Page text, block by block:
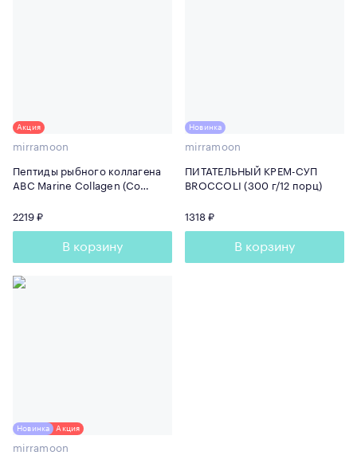
Акция
mirramoon
Пептиды рыбного коллагена
ABC Marine Collagen (Со
2219 ₽
В корзину
Новинка
mirramoon
ПИТАТЕЛЬНЫЙ КРЕМ-СУП
BROCCOLI (300 г/12 порц)
1318 ₽
В корзину
Новинка Акция
mirramoon